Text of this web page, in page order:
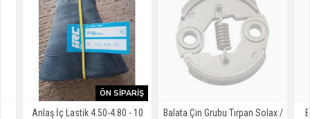
ÖN SIPARIŞ
Anlaş İç Lastik 4.50-4.80 - 10
Balata Çin Grubu Tırpan Solax /